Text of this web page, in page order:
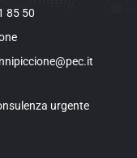
85 50
urgente